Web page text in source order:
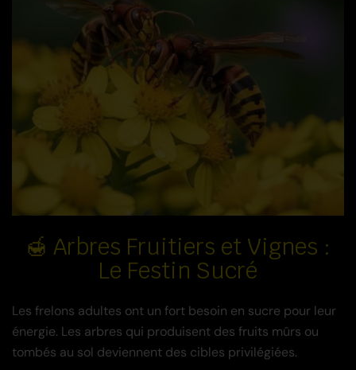
🍯 Arbres Fruitiers et Vignes :
Le Festin Sucré
Les frelons adultes ont un fort besoin en sucre pour leur
énergie. Les arbres qui produisent des fruits mûrs ou
tombés au sol deviennent des cibles privilégiées.